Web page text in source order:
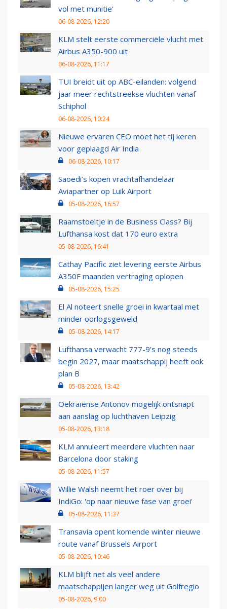
vol met munitie'
06-08-2026, 12:20
KLM stelt eerste commerciële vlucht met
Airbus A350-900 uit
06-08-2026, 11:17
TUI breidt uit op ABC-eilanden: volgend
jaar meer rechtstreekse vluchten vanaf
Schiphol
06-08-2026, 10:24
Nieuwe ervaren CEO moet het tij keren
voor geplaagd Air India
06-08-2026, 10:17
Saoedi’s kopen vrachtafhandelaar
Aviapartner op Luik Airport
05-08-2026, 16:57
Raamstoeltje in de Business Class? Bij
Lufthansa kost dat 170 euro extra
05-08-2026, 16:41
Cathay Pacific ziet levering eerste Airbus
A350F maanden vertraging oplopen
05-08-2026, 15:25
El Al noteert snelle groei in kwartaal met
minder oorlogsgeweld
05-08-2026, 14:17
Lufthansa verwacht 777-9’s nog steeds
begin 2027, maar maatschappij heeft ook
plan B
05-08-2026, 13:42
Oekraïense Antonov mogelijk ontsnapt
aan aanslag op luchthaven Leipzig
05-08-2026, 13:18
KLM annuleert meerdere vluchten naar
Barcelona door staking
05-08-2026, 11:57
Willie Walsh neemt het roer over bij
IndiGo: 'op naar nieuwe fase van groei'
05-08-2026, 11:37
Transavia opent komende winter nieuwe
route vanaf Brussels Airport
05-08-2026, 10:46
KLM blijft net als veel andere
maatschappijen langer weg uit Golfregio
05-08-2026, 9:00